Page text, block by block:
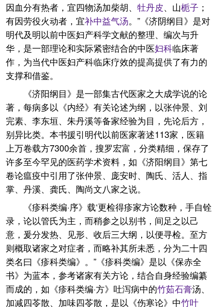
因血分有热者，宜四物汤加柴胡、 牡丹皮、山栀子 ；
有因劳役火动者，宜补中益气汤。”《济阴纲目》是对
明代及明以前中医妇产科学文献的整理、编次与升
华，是一部理论和实际紧密结合的中医妇科临床著
作，为当代中医妇产科临床疗效的提高提供了有力的
支撑和借鉴。
《济阳纲目》是一部集古代医家之大成学说的论
著，每病多以《内经》有关论述为纲，以张仲景、刘
完素、李东垣、朱丹溪等备家经验为目，先论后方，
别异比类。本书援引明代以前医家著述113家，医籍
上万卷载方7300余首，搜罗宏富，分类精细，保存了
许多至今罕见的医药学术资料，如《济阳纲目》第七
卷论瘟疫中引用了张仲景、庞安时、陶氏、活人、指
掌、丹溪、龚氏、陶尚文八家之说。
《疹科类编·序》载‘更检得疹家方论数种，手自铨
录，论以管氏为主，而稍参之以别书，间足之以己
意，爰分发热、见形、收后三大纲，以便寻检。至方
则概取诸家之对症者，而略补其所未悉，分为二十四
类名曰《疹科类编》。”《疹科类编》是以《保赤全
书》为蓝本，参考诸家有关方论，结合自身经验编纂
而成的，如《疹科类编·方》吐泻病中的竹茹石膏汤、
加减四苓散、加味四苓散，是以《伤寒论》中竹叶